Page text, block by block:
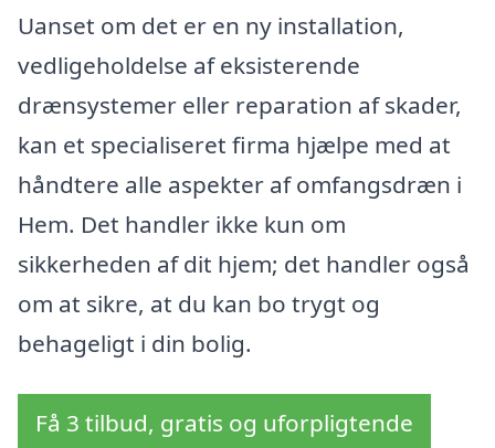
Uanset om det er en ny installation,
vedligeholdelse af eksisterende
drænsystemer eller reparation af skader,
kan et specialiseret firma hjælpe med at
håndtere alle aspekter af omfangsdræn i
Hem. Det handler ikke kun om
sikkerheden af dit hjem; det handler også
om at sikre, at du kan bo trygt og
behageligt i din bolig.
Få 3 tilbud, gratis og uforpligtende